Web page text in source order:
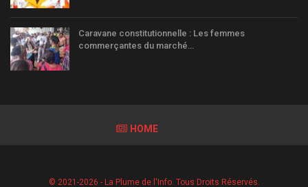
Caravane constitutionnelle : Les femmes
commerçantes du marché…
HOME
© 2021-2026 - La Plume de l'Info. Tous Droits Réservés.